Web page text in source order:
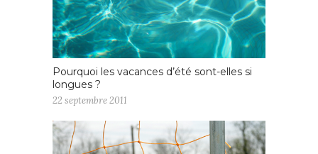
Pourquoi les vacances d’été sont-elles si
longues ?
22 septembre 2011